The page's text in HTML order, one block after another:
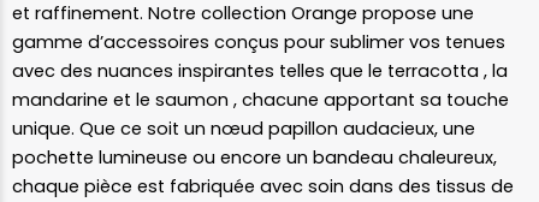
et raffinement. Notre collection Orange propose une
gamme d’accessoires conçus pour sublimer vos tenues
avec des nuances inspirantes telles que le terracotta , la
mandarine et le saumon , chacune apportant sa touche
unique. Que ce soit un nœud papillon audacieux, une
pochette lumineuse ou encore un bandeau chaleureux,
chaque pièce est fabriquée avec soin dans des tissus de